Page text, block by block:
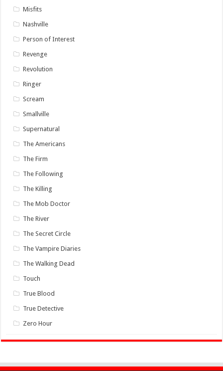
Misfits
Nashville
Person of Interest
Revenge
Revolution
Ringer
Scream
Smallville
Supernatural
The Americans
The Firm
The Following
The Killing
The Mob Doctor
The River
The Secret Circle
The Vampire Diaries
The Walking Dead
Touch
True Blood
True Detective
Zero Hour